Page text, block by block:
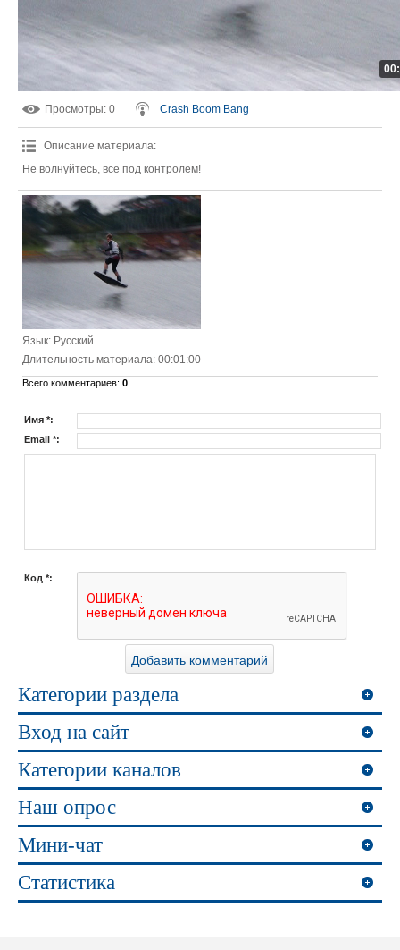
Просмотры: 0 Crash Boom Bang
Описание материала:
Не волнуйтесь, все под контролем!
Язык: Русский
Длительность материала: 00:01:00
Всего комментариев: 0
Имя *:
Email *:
Код *:
Категории раздела
Вход на сайт
Категории каналов
Наш опрос
Мини-чат
Статистика